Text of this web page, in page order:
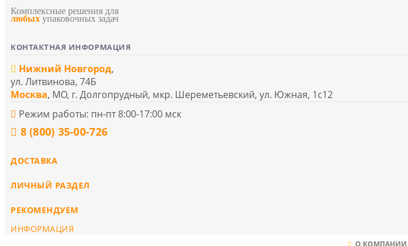
Комплексные решения для
любых упаковочных задач
КОНТАКТНАЯ ИНФОРМАЦИЯ
Нижний Новгород,
ул. Литвинова, 74Б
Москва, МО, г. Долгопрудный, мкр. Шереметьевский, ул. Южная, 1с12
Режим работы: пн-пт 8:00-17:00 мск
8 (800) 35-00-726
ДОСТАВКА
ЛИЧНЫЙ РАЗДЕЛ
РЕКОМЕНДУЕМ
ИНФОРМАЦИЯ
О КОМПАНИИ